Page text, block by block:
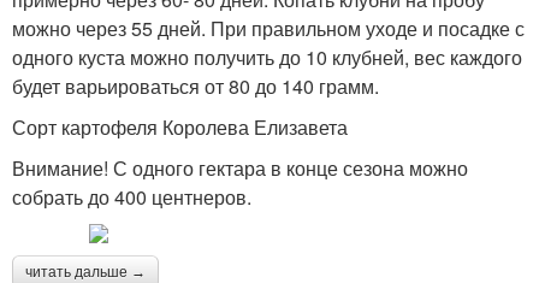
можно через 55 дней. При правильном уходе и посадке с
одного куста можно получить до 10 клубней, вес каждого
будет варьироваться от 80 до 140 грамм.
Сорт картофеля Королева Елизавета
Внимание! С одного гектара в конце сезона можно
собрать до 400 центнеров.
читать дальше →